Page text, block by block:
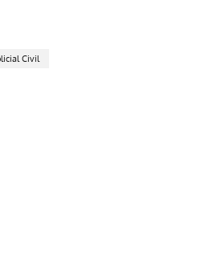
Civil